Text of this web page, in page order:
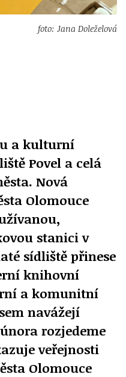
foto: Jana Doleželová
a kulturní
Povel a celá
Nová
Olomouce
stanici v
sídliště přinese
knihovní
a komunitní
navážejí
rozjedeme
veřejnosti
Olomouce